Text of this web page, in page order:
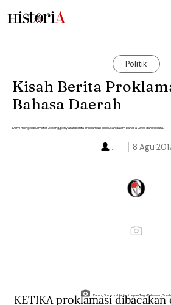
Politik
Kisah Berita
Bahasa Daerah
Demi mengelabui militer Jepang, penyiaran berita proklamasi dilakukan dalam bahasa Jawa dan Madura.
8 Agu
...
Patung Sukarno-Hatta di depan Tugu Pahlawan,
KETIKA proklamasi